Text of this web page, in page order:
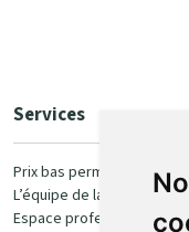
Services
Prix bas permanent
L’équipe de la pharmacie
Espace professionnel